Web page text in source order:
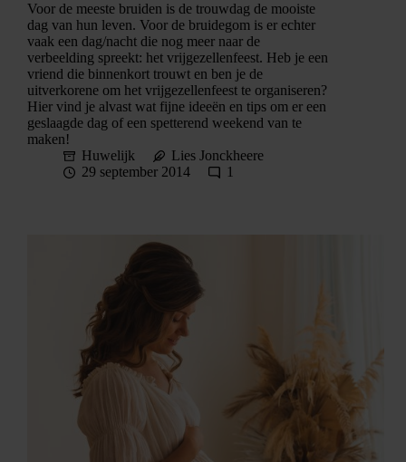
Voor de meeste bruiden is de trouwdag de mooiste
dag van hun leven. Voor de bruidegom is er echter
vaak een dag/nacht die nog meer naar de
verbeelding spreekt: het vrijgezellenfeest. Heb je een
vriend die binnenkort trouwt en ben je de
uitverkorene om het vrijgezellenfeest te organiseren?
Hier vind je alvast wat fijne ideeën en tips om er een
geslaagde dag of een spetterend weekend van te
maken!
Huwelijk
Lies Jonckheere
29 september 2014
1